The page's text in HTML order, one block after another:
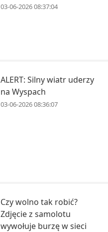
03-06-2026 08:37:04
ALERT: Silny wiatr uderzy
na Wyspach
03-06-2026 08:36:07
Czy wolno tak robić?
Zdjęcie z samolotu
wywołuje burzę w sieci